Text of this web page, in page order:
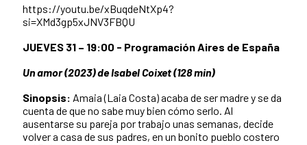
https://youtu.be/xBuqdeNtXp4?
si=XMd3gp5xJNV3FBQU
JUEVES 31 – 19:00 - Programación Aires de España
Un amor (2023) de Isabel Coixet (128 min)
Sinopsis: Amaia (Laia Costa) acaba de ser madre y se da
cuenta de que no sabe muy bien cómo serlo. Al
ausentarse su pareja por trabajo unas semanas, decide
volver a casa de sus padres, en un bonito pueblo costero